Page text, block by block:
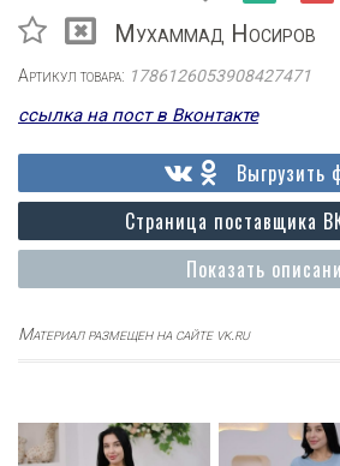
Мухаммад Носиров
Артикул товара: 1786126053908427471
ссылка на пост в Вконтакте
Показать
Страница поставщика
Выгрузить
Материал размещен на сайте vk.ru